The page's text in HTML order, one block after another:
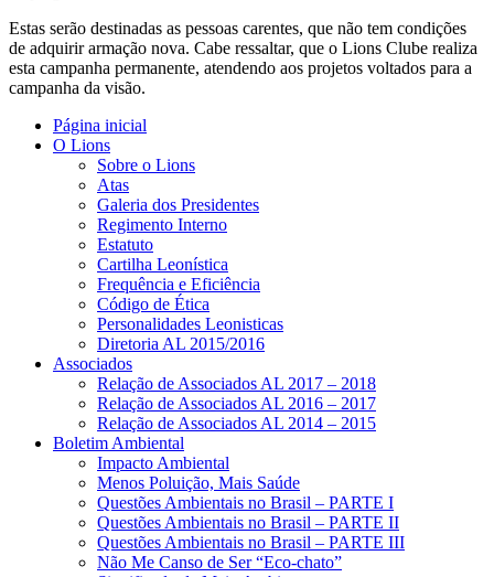
Estas serão destinadas as pessoas carentes, que não tem condições
de adquirir armação nova. Cabe ressaltar, que o Lions Clube realiza
esta campanha permanente, atendendo aos projetos voltados para a
campanha da visão.
Página inicial
O Lions
Sobre o Lions
Atas
Galeria dos Presidentes
Regimento Interno
Estatuto
Cartilha Leonística
Frequência e Eficiência
Código de Ética
Personalidades Leonisticas
Diretoria AL 2015/2016
Associados
Relação de Associados AL 2017 – 2018
Relação de Associados AL 2016 – 2017
Relação de Associados AL 2014 – 2015
Boletim Ambiental
Impacto Ambiental
Menos Poluição, Mais Saúde
Questões Ambientais no Brasil – PARTE I
Questões Ambientais no Brasil – PARTE II
Questões Ambientais no Brasil – PARTE III
Não Me Canso de Ser “Eco-chato”